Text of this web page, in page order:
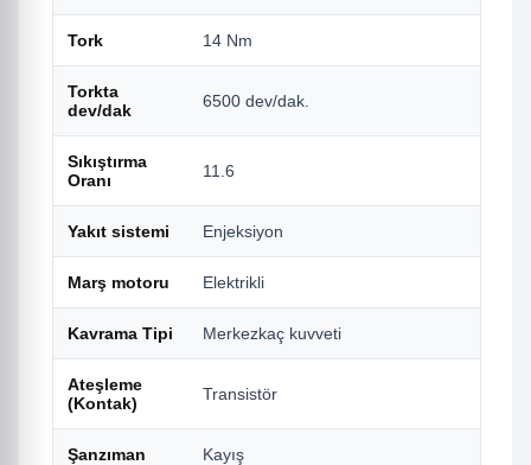
Tork 14 Nm
Torkta
dev/dak
6500 dev/dak.
Sıkıştırma
Oranı
11.6
Yakıt sistemi Enjeksiyon
Marş motoru Elektrikli
Kavrama Tipi Merkezkaç kuvveti
Ateşleme
(Kontak)
Transistör
Şanzıman Kayış